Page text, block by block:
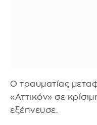
Ο τραυματίας
«Αττικόν» σε
εξέπνευσε.